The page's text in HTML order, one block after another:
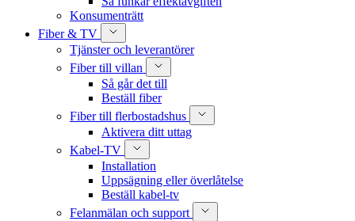
Konsumenträtt
Fiber & TV
Tjänster och leverantörer
Fiber till villan
Så går det till
Beställ fiber
Fiber till flerbostadshus
Aktivera ditt uttag
Kabel-TV
Installation
Uppsägning eller överlåtelse
Beställ kabel-tv
Felanmälan och support